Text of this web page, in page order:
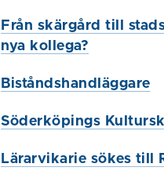
Från skärgård till
nya kollega?
Biståndshandläggare
Söderköpings
Lärarvikarie sökes till